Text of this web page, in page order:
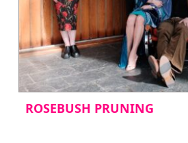
ROSEBUSH PRUNING